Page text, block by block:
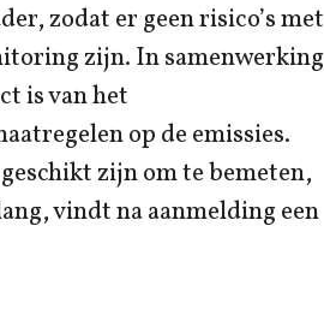
zodat er geen risico’s met
zijn. In samenwerking
is van het
op de emissies.
zijn om te bemeten,
vindt na aanmelding een